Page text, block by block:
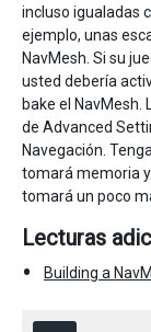
incluso igualadas
ejemplo, unas
NavMesh. Si su
usted debería
bake el
de Advanced
Navegación.
tomará memoria
tomará un poco
Lecturas
Building a